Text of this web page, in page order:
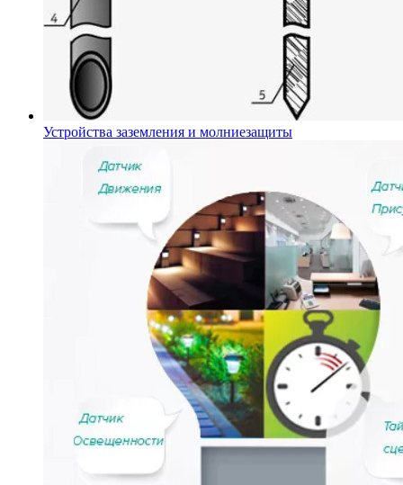
Устройства заземления и молниезащиты